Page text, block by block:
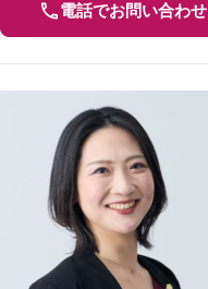
電話でお問い合わせ